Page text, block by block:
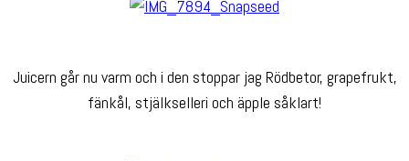
Juicern går nu varm och i den stoppar jag Rödbetor, grapefrukt,
fänkål, stjälkselleri och äpple såklart!